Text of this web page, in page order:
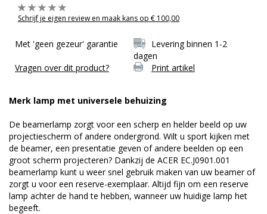
Schrijf je eigen review en maak kans op € 100,00
Met 'geen gezeur' garantie
Levering binnen 1-2
dagen
Vragen over dit product?
Print artikel
Merk lamp met universele behuizing
De beamerlamp zorgt voor een scherp en helder beeld op uw
projectiescherm of andere ondergrond. Wilt u sport kijken met
de beamer, een presentatie geven of andere beelden op een
groot scherm projecteren? Dankzij de ACER EC.J0901.001
beamerlamp kunt u weer snel gebruik maken van uw beamer of
zorgt u voor een reserve-exemplaar. Altijd fijn om een reserve
lamp achter de hand te hebben, wanneer uw huidige lamp het
begeeft.